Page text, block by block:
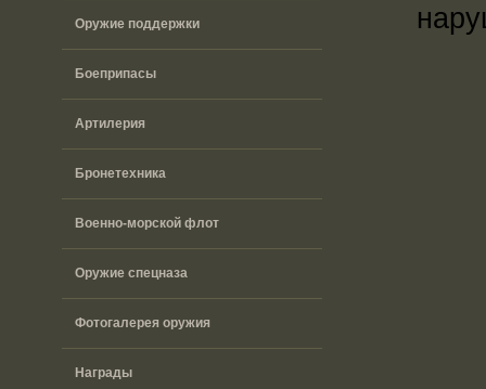
Оружие поддержки
Боеприпасы
Артилерия
Бронетехника
Военно-морской флот
Оружие спецназа
Фотогалерея оружия
Награды